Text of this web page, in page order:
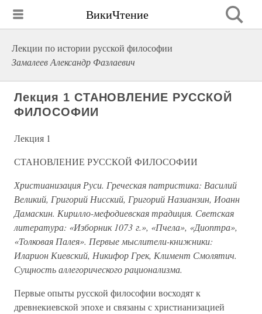
ВикиЧтение
Лекции по истории русской философии
Замалеев Александр Фазлаевич
Лекция 1 СТАНОВЛЕНИЕ РУССКОЙ
ФИЛОСОФИИ
Лекция 1
СТАНОВЛЕНИЕ РУССКОЙ ФИЛОСОФИИ
Христианизация Руси. Греческая патристика: Василий
Великий, Григорий Нисский, Григорий Назианзин, Иоанн
Дамаскин. Кирилло-мефодиевская традиция. Светская
литература: «Изборник 1073 г.», «Пчела», «Диоптра»,
«Толковая Палея». Первые мыслители-книжники:
Иларион Киевский, Никифор Грек, Климент Смолятич.
Сущность аллегорического рационализма.
Первые опыты русской философии восходят к
древнекиевской эпохе и связаны с христианизацией